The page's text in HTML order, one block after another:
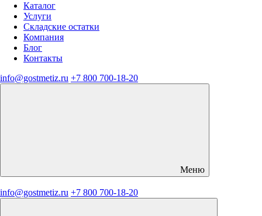
Каталог
Услуги
Складские остатки
Компания
Блог
Контакты
info@gostmetiz.ru +7 800 700-18-20
Меню
info@gostmetiz.ru +7 800 700-18-20